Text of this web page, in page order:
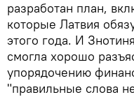
разработан план,
которые Латвия
этого года. И
смогла хорошо
упорядочению
"правильные слова